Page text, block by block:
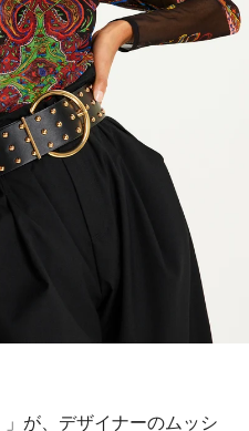
が、デザイナーのムッシ